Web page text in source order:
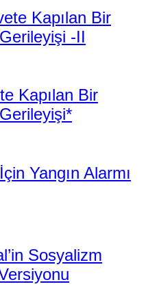
Kapılan Bir
-II
Kapılan Bir
Yangın Alarmı
Sosyalizm